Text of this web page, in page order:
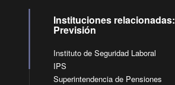
Instituciones relacionadas:
Previsión
Instituto de Seguridad Laboral
IPS
Superintendencia de Pensiones